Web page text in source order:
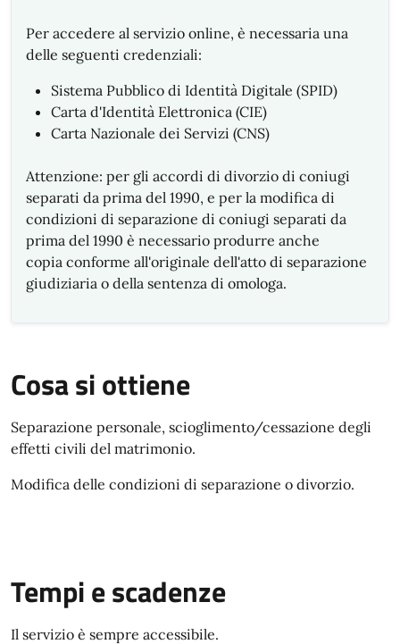
Per accedere al servizio online, è necessaria una
delle seguenti credenziali:
Sistema Pubblico di Identità Digitale (SPID)
Carta d'Identità Elettronica (CIE)
Carta Nazionale dei Servizi (CNS)
Attenzione: per gli accordi di divorzio di coniugi
separati da prima del 1990, e per la modifica di
condizioni di separazione di coniugi separati da
prima del 1990 è necessario produrre anche
copia conforme all'originale dell'atto di separazione
giudiziaria o della sentenza di omologa.
Cosa si ottiene
Separazione personale, scioglimento/cessazione degli
effetti civili del matrimonio.
Modifica delle condizioni di separazione o divorzio.
Tempi e scadenze
Il servizio è sempre accessibile.